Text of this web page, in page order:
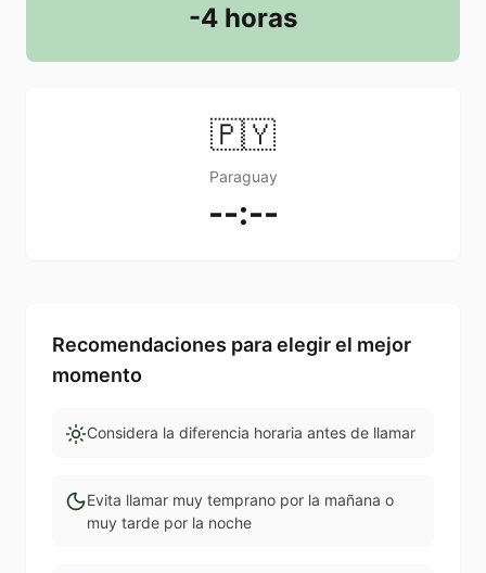
-4 horas
🇵🇾
Paraguay
--:--
Recomendaciones para elegir el mejor
momento
Considera la diferencia horaria antes de llamar
Evita llamar muy temprano por la mañana o
muy tarde por la noche